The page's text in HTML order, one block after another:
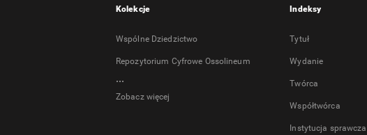
Kolekcje
Wspólne Dziedzictwo
Repozytorium Cyfrowe Ossolineum
...
Zobacz więcej
Indeksy
Tytuł
Wydanie
Twórca
Współtwórca
Instytucja sprawcza